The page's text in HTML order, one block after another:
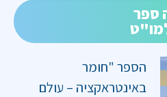
ספר
הספר "חומר
באינטראקציה – עולם